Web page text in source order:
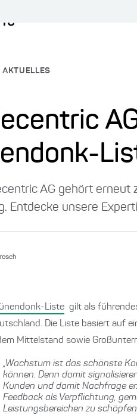
AKTUELLES
AG gehört
Entdecke unsere
Liste gilt als
Die Liste basiert auf
Mittelstand sowie
„Wachstum ist das schönste
können. Denn damit
Kunden und damit Nachfrage
Feedback als Verpflichtung,
Leistungsbereichen zu